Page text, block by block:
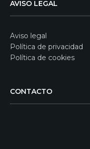
AVISO LEGAL
Aviso legal
Política de privacidad
Política de cookies
CONTACTO